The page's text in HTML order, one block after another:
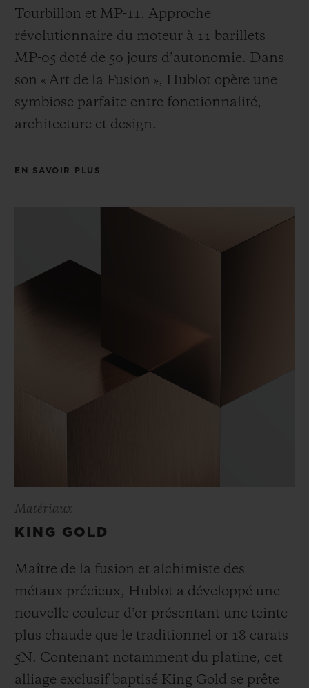
Tourbillon et MP-11. Approche
révolutionnaire du moteur à 11 barillets
MP-05 doté de 50 jours d’autonomie. Dans
son « Art de la Fusion », Hublot opère une
symbiose parfaite entre fonctionnalité,
architecture et design.
EN SAVOIR PLUS
Matériaux
KING GOLD
Maître de la fusion et alchimiste des
métaux précieux, Hublot a développé une
nouvelle couleur d’or présentant une teinte
plus chaude que le traditionnel or 18 carats
5N. Contenant notamment du platine, cet
alliage exclusif baptisé King Gold se prête